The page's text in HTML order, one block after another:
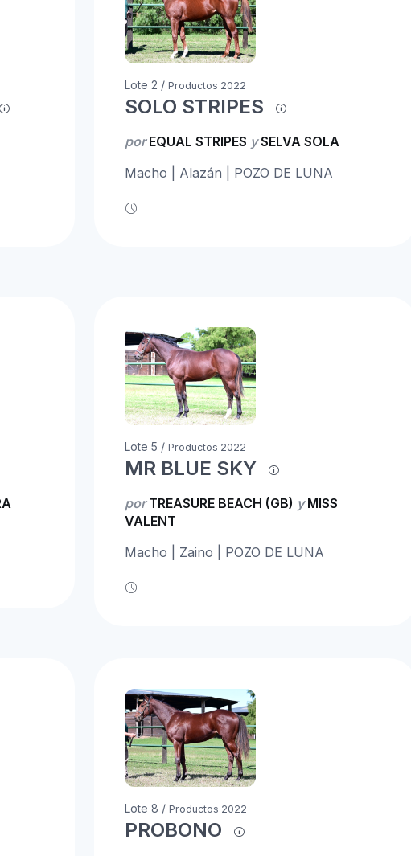
Lote 2 /Productos 2022
SOLO STRIPES
porEQUAL STRIPES ySELVA SOLA
Macho | Alazán | POZO DE LUNA
Lote 5 /Productos 2022
MR BLUE SKY
porTREASURE BEACH (GB) yMISS
VALENT
Macho | Zaino | POZO DE LUNA
Lote 8 /Productos 2022
PROBONO